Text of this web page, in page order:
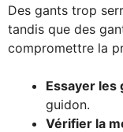
Des gants trop
tandis que des
compromettre la
Essayer les
guidon.
Vérifier la